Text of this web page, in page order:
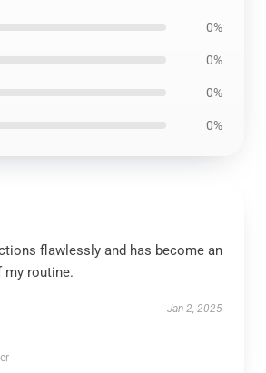
0%
0%
0%
0%
flawlessly and has become an
my routine.
Jan 2, 2025